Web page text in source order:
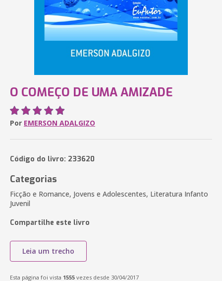
O COMEÇO DE UMA AMIZADE
Por EMERSON ADALGIZO
Código do livro: 233620
Categorias
Ficção e Romance, Jovens e Adolescentes, Literatura Infanto
Juvenil
Compartilhe este livro
Leia um trecho
Esta página foi vista 1555 vezes desde 30/04/2017